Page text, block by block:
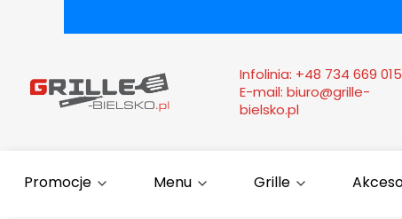
Infolinia: +48 734 669 015
E-mail: biuro@grille-
bielsko.pl
Promocje Menu Grille